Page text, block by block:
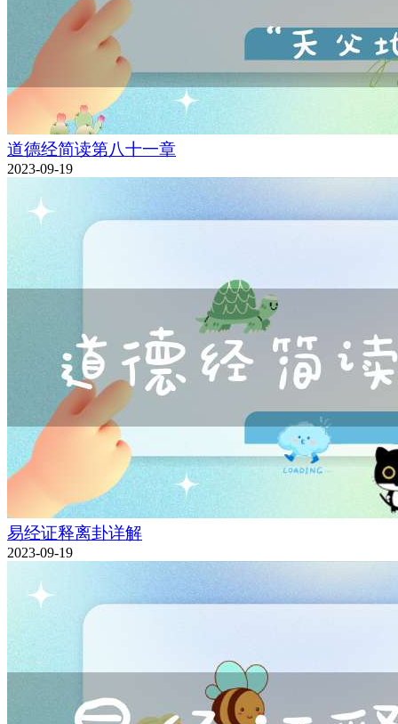
道德经简读第八十一章
2023-09-19
易经证释离卦详解
2023-09-19